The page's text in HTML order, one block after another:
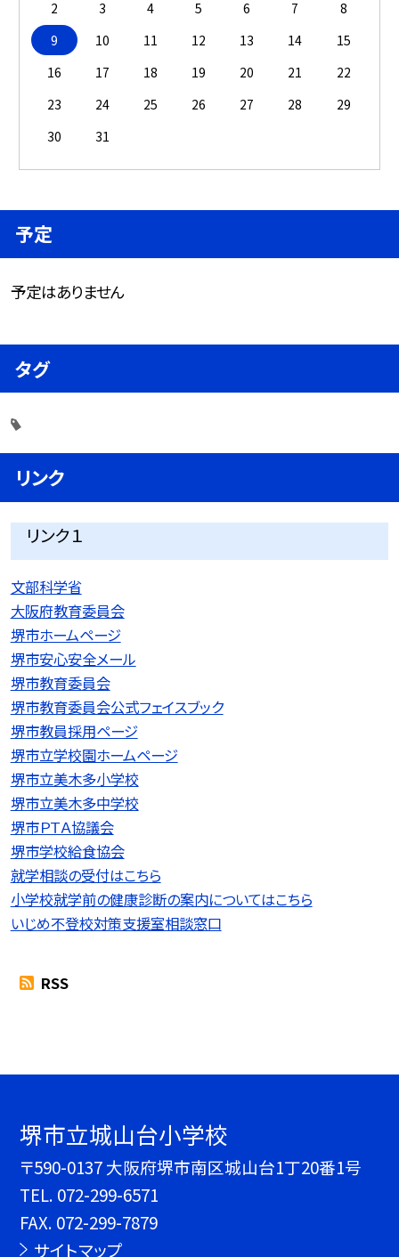
2
3 4 5 6 7
8
9
10 11 12 13 14
15
16
17 18 19 20 21
22
23
24 25 26 27 28
29
30
31
予定
予定はありません
タグ
リンク
リンク１
文部科学省
大阪府教育委員会
堺市ホームページ
堺市安心安全メール
堺市教育委員会
堺市教育委員会公式フェイスブック
堺市教員採用ページ
堺市立学校園ホームページ
堺市立美木多小学校
堺市立美木多中学校
堺市ＰＴＡ協議会
堺市学校給食協会
就学相談の受付はこちら
小学校就学前の健康診断の案内についてはこちら
いじめ不登校対策支援室相談窓口
RSS
堺市立城山台小学校
〒590-0137 大阪府堺市南区城山台1丁20番1号
TEL. 072-299-6571
FAX. 072-299-7879
サイトマップ